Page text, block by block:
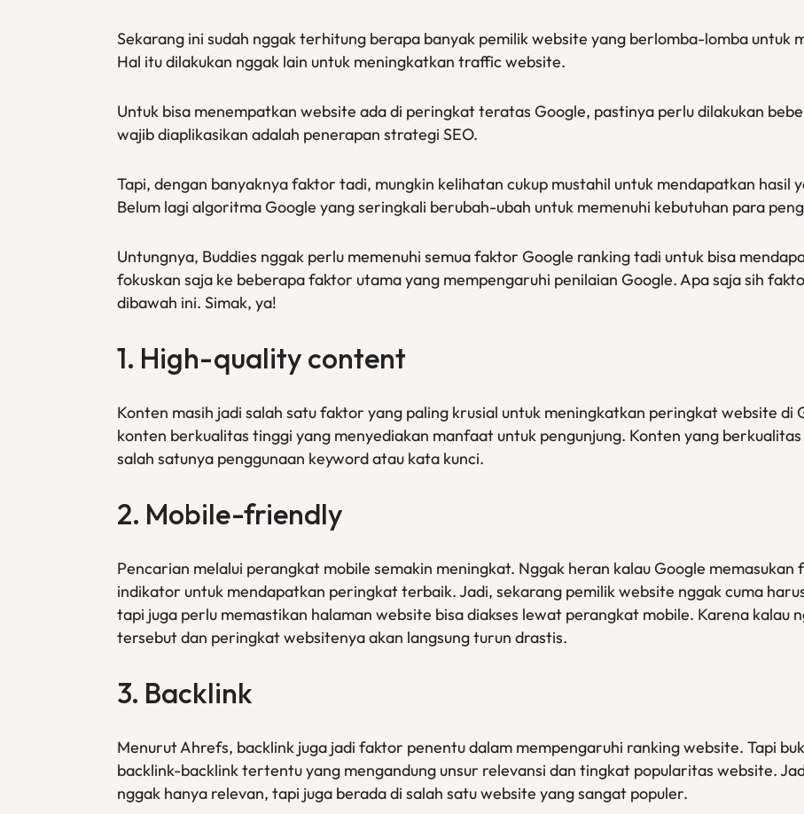
Sekarang ini sudah nggak terhitung berapa banyak pemilik website yang berlomba-lomba untuk
Hal itu dilakukan nggak lain untuk meningkatkan traffic website.
Untuk bisa menempatkan website ada di peringkat teratas Google, pastinya perlu dilakukan
wajib diaplikasikan adalah penerapan strategi SEO.
Tapi, dengan banyaknya faktor tadi, mungkin kelihatan cukup mustahil untuk mendapatkan hasil
Belum lagi algoritma Google yang seringkali berubah-ubah untuk memenuhi kebutuhan para
Untungnya, Buddies nggak perlu memenuhi semua faktor Google ranking tadi untuk bisa
fokuskan saja ke beberapa faktor utama yang mempengaruhi penilaian Google. Apa saja sih
dibawah ini. Simak, ya!
1. High-quality content
Konten masih jadi salah satu faktor yang paling krusial untuk meningkatkan peringkat website di
konten berkualitas tinggi yang menyediakan manfaat untuk pengunjung. Konten yang
salah satunya penggunaan keyword atau kata kunci.
2. Mobile-friendly
Pencarian melalui perangkat mobile semakin meningkat. Nggak heran kalau Google memasukan
indikator untuk mendapatkan peringkat terbaik. Jadi, sekarang pemilik website nggak cuma
tapi juga perlu memastikan halaman website bisa diakses lewat perangkat mobile. Karena kalau
tersebut dan peringkat websitenya akan langsung turun drastis.
3. Backlink
Menurut Ahrefs, backlink juga jadi faktor penentu dalam mempengaruhi ranking website. Tapi
backlink-backlink tertentu yang mengandung unsur relevansi dan tingkat popularitas website.
nggak hanya relevan, tapi juga berada di salah satu website yang sangat populer.